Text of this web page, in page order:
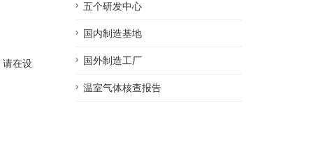
请在设
五个研发中心
国内制造基地
国外制造工厂
温室气体核查报告